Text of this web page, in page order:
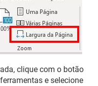
clique com o botão
e selecione